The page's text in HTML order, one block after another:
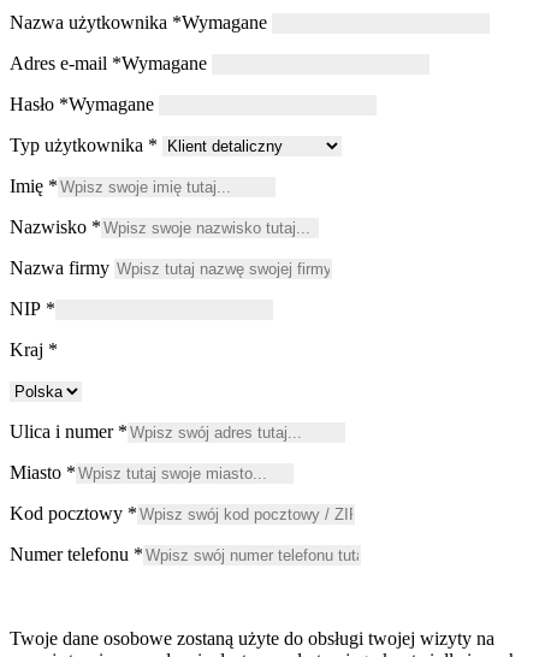
Nazwa użytkownika *Wymagane
Adres e-mail *Wymagane
Hasło *Wymagane
Typ użytkownika *
Imię *
Nazwisko *
Nazwa firmy
NIP *
Kraj *
Ulica i numer *
Miasto *
Kod pocztowy *
Numer telefonu *
Twoje dane osobowe zostaną użyte do obsługi twojej wizyty na